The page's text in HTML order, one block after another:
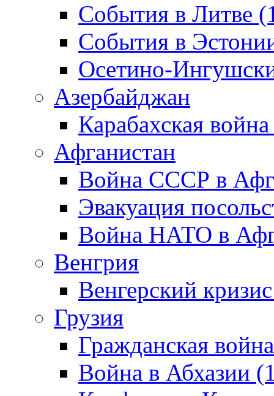
События в Литве
События в
Осетино-
Азербайджан
Карабахская
Афганистан
Война СССР в
Эвакуация
Война НАТО в
Венгрия
Венгерский
Грузия
Гражданская
Война в Абхазии